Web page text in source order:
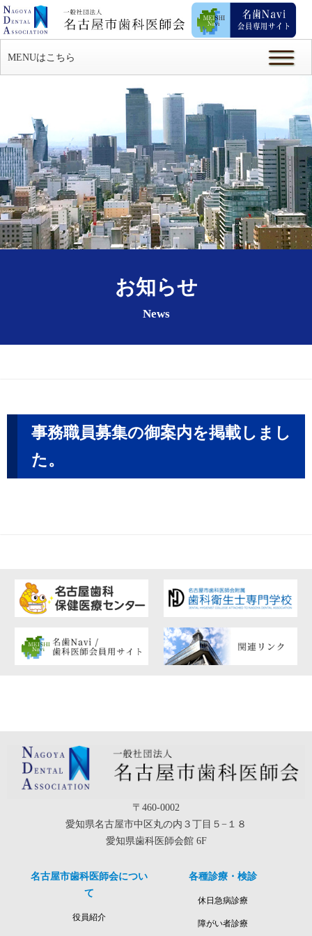
MENUはこちら
お知らせ
News
事務職員募集の御案内を掲載しまし
た。
〒460-0002
愛知県名古屋市中区丸の内３丁目５−１８
愛知県歯科医師会館 6F
名古屋市歯科医師会につい
て
役員紹介
各種診療・検診
休日急病診療
障がい者診療